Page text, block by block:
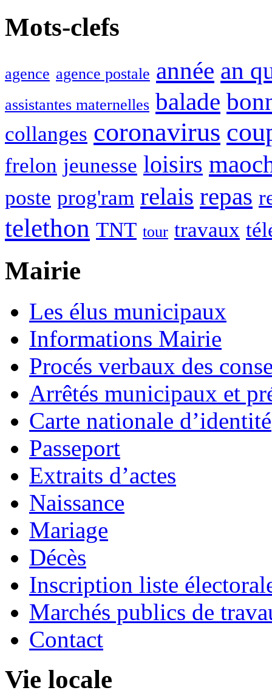
Mots-clefs
agence agence postale année an
assistantes maternelles balade
collanges coronavirus
frelon jeunesse loisirs
poste prog'ram relais repas
telethon TNT tour travaux
Mairie
Les élus municipaux
Informations Mairie
Procés verbaux des
Arrêtés municipaux et
Carte nationale d’identité
Passeport
Extraits d’actes
Naissance
Mariage
Décès
Inscription liste
Marchés publics de
Contact
Vie locale